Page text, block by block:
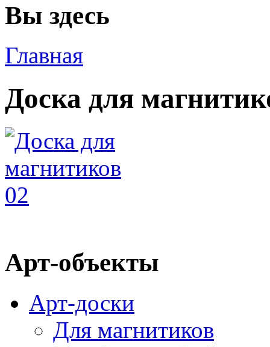
Вы здесь
Главная
Доска для
Арт-объекты
Арт-доски
Для магнитиков